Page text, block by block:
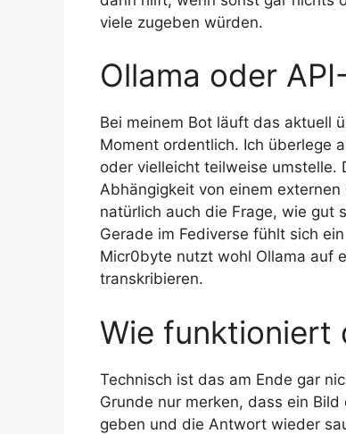
viele zugeben würden.
Ollama oder
Bei meinem Bot läuft das aktuell
Moment ordentlich. Ich überlege
oder vielleicht teilweise umstelle.
Abhängigkeit von einem
natürlich auch die Frage, wie gut
Gerade im Fediverse fühlt sich
Micr0byte nutzt wohl Ollama auf
transkribieren.
Wie funktioniert
Technisch ist das am Ende gar
Grunde nur merken, dass ein
geben und die Antwort wieder